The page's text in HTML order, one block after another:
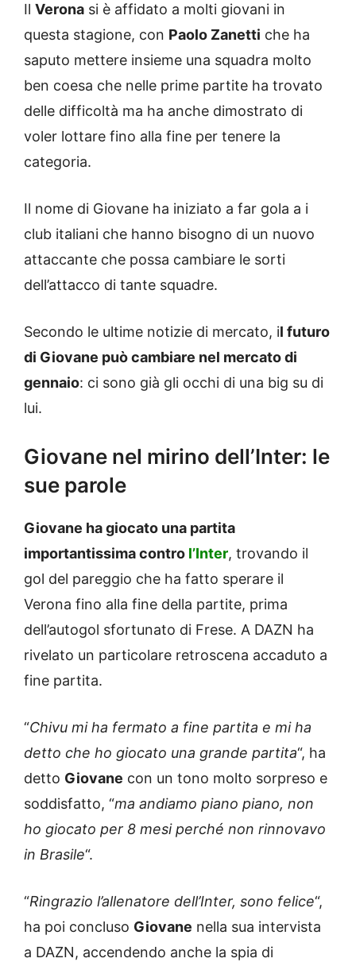
Il Verona si è affidato a molti giovani in
questa stagione, con Paolo Zanetti che ha
saputo mettere insieme una squadra molto
ben coesa che nelle prime partite ha trovato
delle difficoltà ma ha anche dimostrato di
voler lottare fino alla fine per tenere la
categoria.
Il nome di Giovane ha iniziato a far gola a i
club italiani che hanno bisogno di un nuovo
attaccante che possa cambiare le sorti
dell’attacco di tante squadre.
Secondo le ultime notizie di mercato, il futuro
di Giovane può cambiare nel mercato di
gennaio: ci sono già gli occhi di una big su di
lui.
Giovane nel mirino dell’Inter: le
sue parole
Giovane ha giocato una partita
importantissima contro l’Inter, trovando il
gol del pareggio che ha fatto sperare il
Verona fino alla fine della partite, prima
dell’autogol sfortunato di Frese. A DAZN ha
rivelato un particolare retroscena accaduto a
fine partita.
“Chivu mi ha fermato a fine partita e mi ha
detto che ho giocato una grande partita“, ha
detto Giovane con un tono molto sorpreso e
soddisfatto, “ma andiamo piano piano, non
ho giocato per 8 mesi perché non rinnovavo
in Brasile“.
“Ringrazio l’allenatore dell’Inter, sono felice“,
ha poi concluso Giovane nella sua intervista
a DAZN, accendendo anche la spia di